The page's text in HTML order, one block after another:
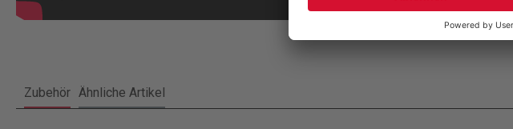
Zubehör Ähnliche Artikel